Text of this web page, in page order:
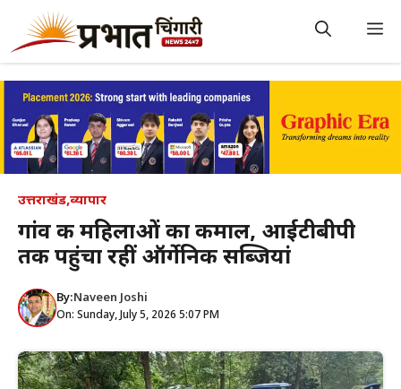
content
उत्तराखंड,व्यापार
गांव की महिलाओं का कमाल, आईटीबीपी
तक पहुंचा रहीं ऑर्गेनिक सब्जियां
By:Naveen Joshi
On: Sunday, July 5, 2026 5:07 PM